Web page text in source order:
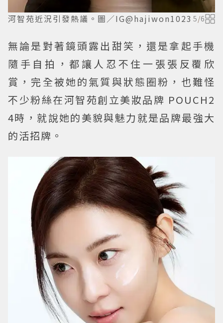
河智苑近況引發熱議。圖／IG@hajiwon1023 5/6
無論是對著鏡頭露出甜笑，還是拿起手機
隨手自拍，都讓人忍不住一張張反覆欣
賞，完全被她的氣質與狀態圈粉，也難怪
不少粉絲在河智苑創立美妝品牌 POUCH2
4時，就說她的美貌與魅力就是品牌最強大
的活招牌。